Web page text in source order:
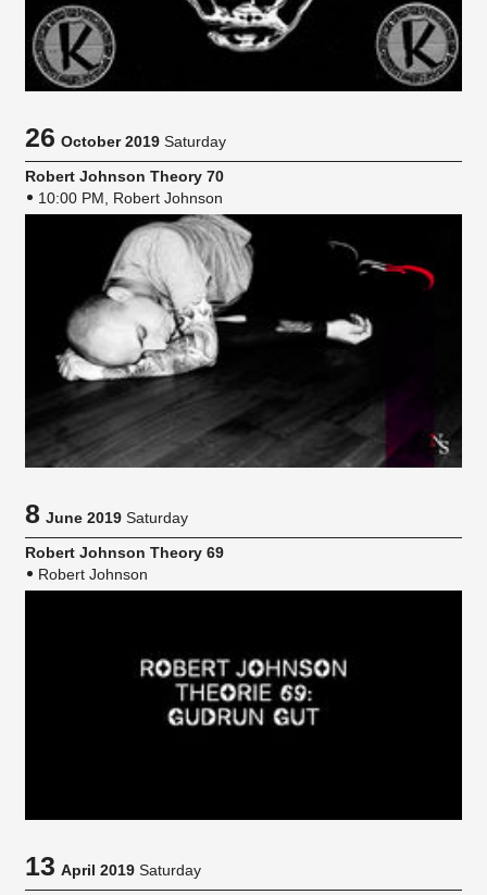
26October 2019 Saturday
Robert Johnson Theory 70
10:00 PM, Robert Johnson
8June 2019 Saturday
Robert Johnson Theory 69
Robert Johnson
13April 2019 Saturday